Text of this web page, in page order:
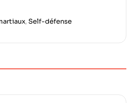
,Self-défense